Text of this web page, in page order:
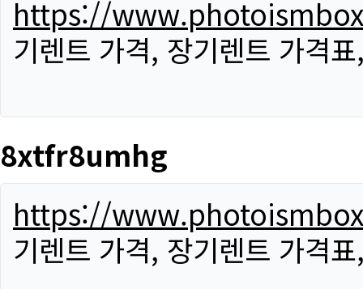
https://
기렌트 가격, 장기렌트 가격
8xtfr8umhg
https://
기렌트 가격, 장기렌트 가격